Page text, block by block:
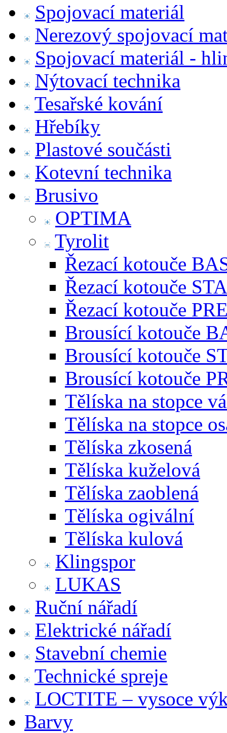
Spojovací materiál
Nerezový spojovací
Spojovací materiál -
Nýtovací technika
Tesařské kování
Hřebíky
Plastové součásti
Kotevní technika
Brusivo
OPTIMA
Tyrolit
Řezací kotouče
Řezací kotouče
Řezací kotouče
Brousící kotouče
Brousící kotouče
Brousící kotouče
Tělíska na stopce
Tělíska na stopce
Tělíska zkosená
Tělíska kuželová
Tělíska zaoblená
Tělíska ogivální
Tělíska kulová
Klingspor
LUKAS
Ruční nářadí
Elektrické nářadí
Stavební chemie
Technické spreje
LOCTITE – vysoce
Barvy